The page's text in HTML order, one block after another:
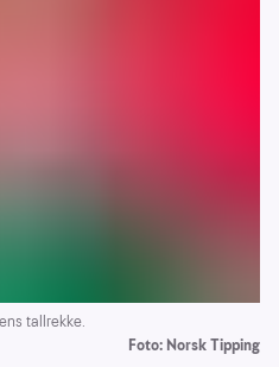
tallrekke.
Foto: Norsk Tipping